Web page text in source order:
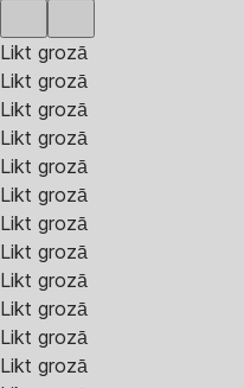
Likt grozā
Likt grozā
Likt grozā
Likt grozā
Likt grozā
Likt grozā
Likt grozā
Likt grozā
Likt grozā
Likt grozā
Likt grozā
Likt grozā